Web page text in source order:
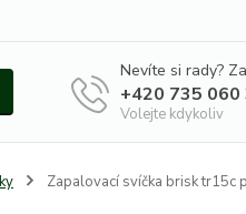
Nevíte si rady?
+420 735 060
Volejte kdykoliv
Zapalovací svíčka brisk tr15c